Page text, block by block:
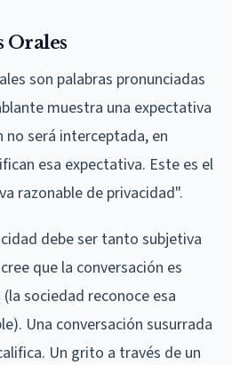
Orales
son palabras pronunciadas
muestra una expectativa
no será interceptada, en
esa expectativa. Este es el
razonable de privacidad".
debe ser tanto subjetiva
que la conversación es
sociedad reconoce esa
Una conversación susurrada
Un grito a través de un